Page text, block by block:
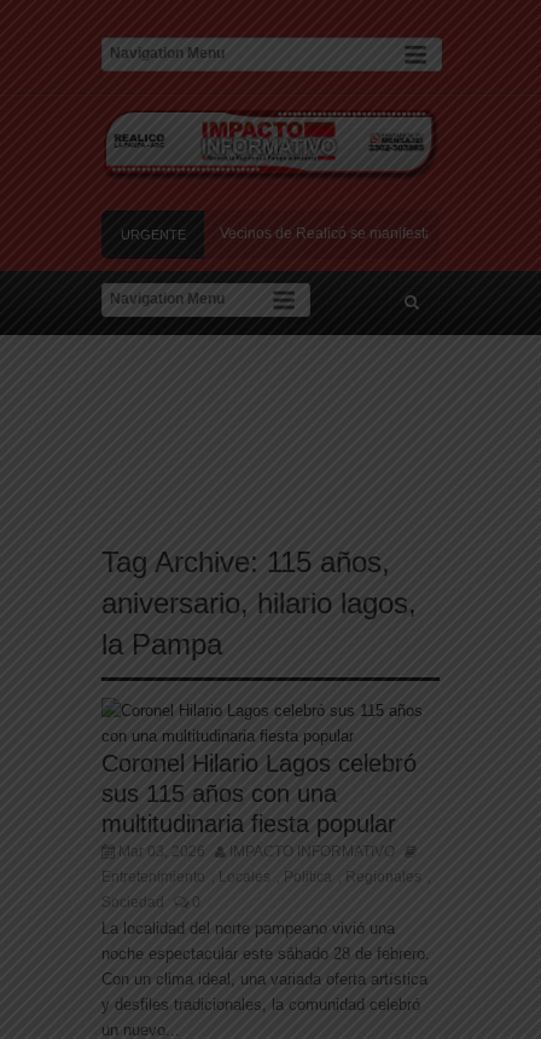
URGENTE
en el Relleno Sanitario Vecinos de Realicó se manifestaron en la plaza
«¿Nos dieron a Messi?»
Tag Archive: 115 años,
aniversario, hilario lagos,
la Pampa
Coronel Hilario Lagos celebró
sus 115 años con una
multitudinaria fiesta popular
Mar 03, 2026
IMPACTO INFORMATIVO
Entretenimiento
Locales Politica Regionales
Sociedad 0
La localidad del norte pampeano vivió una
noche espectacular este sábado 28 de febrero.
Con un clima ideal, una variada oferta artística
y desfiles tradicionales, la comunidad celebró
un nuevo...